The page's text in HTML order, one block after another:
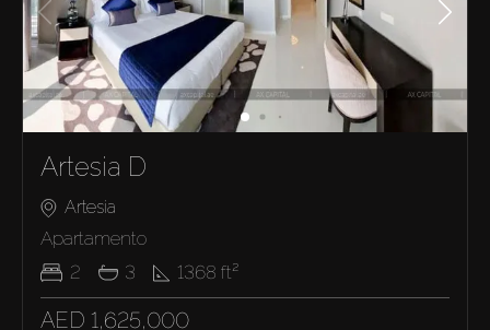
Artesia D
Artesia
Apartamento
2
3 1368 ft²
AED 1,625,000